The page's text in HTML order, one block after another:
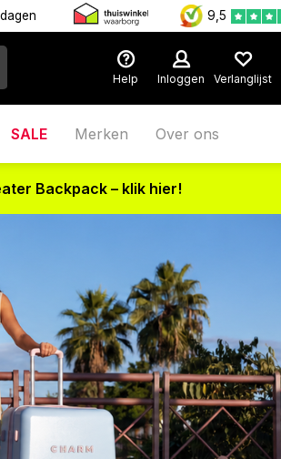
onze winkels Voor 17:00
9,5
Help Inloggen Verlanglijst
SALE Merken Over ons
Backpack – klik hier!